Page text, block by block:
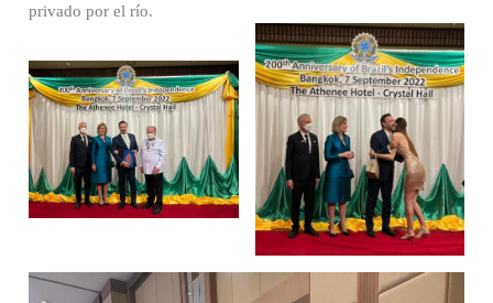
privado por el río.